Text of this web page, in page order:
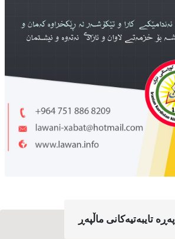
په‌ڕه‌ تایبه‌تیه‌کانی ماڵپه‌ڕ